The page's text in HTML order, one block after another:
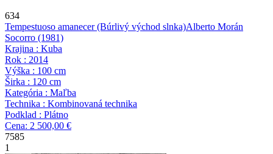
634
Tempestuoso amanecer (Búrlivý východ slnka)Alberto Morán
Socorro (1981)
Krajina : Kuba
Rok : 2014
Výška : 100 cm
Širka : 120 cm
Kategória : Maľba
Technika : Kombinovaná technika
Podklad : Plátno
Cena: 2 500,00 €
7585
1